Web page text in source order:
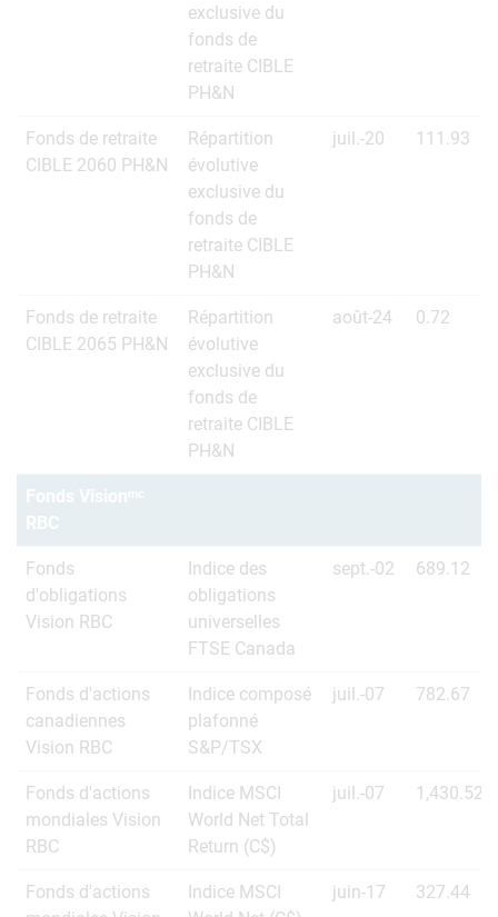
exclusive du
fonds de
retraite CIBLE
PH&N
Fonds de retraite
CIBLE 2060 PH&N
Répartition
évolutive
exclusive du
fonds de
retraite CIBLE
PH&N
juil.-20 111.93
Fonds de retraite
CIBLE 2065 PH&N
Répartition
évolutive
exclusive du
fonds de
retraite CIBLE
PH&N
août-24 0.72
Fonds Visionᵐᶜ
RBC
Fonds
d'obligations
Vision RBC
Indice des
obligations
universelles
FTSE Canada
sept.-02 689.12
Fonds d'actions
canadiennes
Vision RBC
Indice composé
plafonné
S&P/TSX
juil.-07 782.67
Fonds d'actions
mondiales Vision
RBC
Indice MSCI
World Net Total
Return (C$)
juil.-07 1,430.52
Fonds d'actions
Indice MSCI
juin-17 327.44